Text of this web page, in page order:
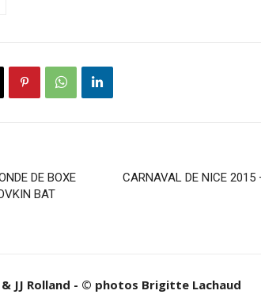
DE BOXE
BAT
CARNAVAL DE NICE 2015
JJ Rolland - © photos Brigitte Lachaud